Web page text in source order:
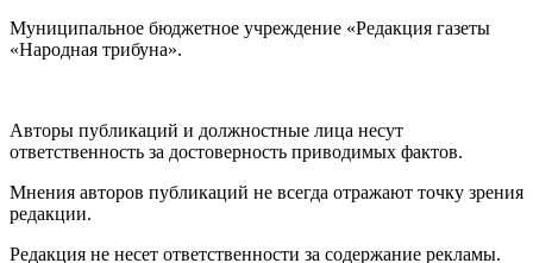
Муниципальное бюджетное учреждение «Редакция газеты
«Народная трибуна».
Авторы публикаций и должностные лица несут
ответственность за достоверность приводимых фактов.
Мнения авторов публикаций не всегда отражают точку зрения
редакции.
Редакция не несет ответственности за содержание рекламы.